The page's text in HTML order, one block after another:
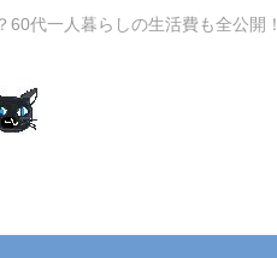
代一人暮らしの生活費も全公開！